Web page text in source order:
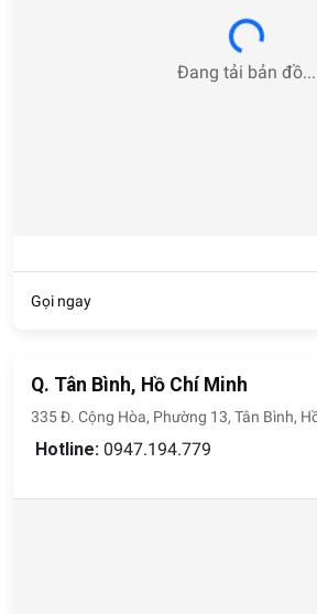
Loading...
Đang tải bản đồ...
Gọi ngay
Q. Tân Bình, Hồ Chí Minh
335 Đ. Cộng Hòa, Phường 13, Tân Bình,
Hotline: 0947.194.779